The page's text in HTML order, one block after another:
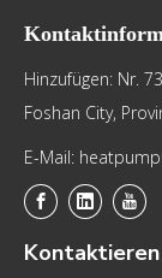
Hinzufügen: Nr.
Foshan City,
E-Mail:
Kontaktieren